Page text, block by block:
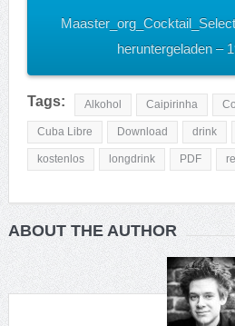
heruntergeladen –
Tags: Alkohol Caipirinha
Cuba Libre Download drink
kostenlos longdrink PDF
ABOUT THE AUTHOR